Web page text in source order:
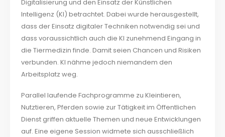
Digitalisierung und den Einsatz der Künstlichen
Intelligenz (KI) betrachtet. Dabei wurde herausgestellt,
dass der Einsatz digitaler Techniken notwendig sei und
dass voraussichtlich auch die KI zunehmend Eingang in
die Tiermedizin finde. Damit seien Chancen und Risiken
verbunden. KI nähme jedoch niemandem den
Arbeitsplatz weg.
Parallel laufende Fachprogramme zu Kleintieren,
Nutztieren, Pferden sowie zur Tätigkeit im Öffentlichen
Dienst griffen aktuelle Themen und neue Entwicklungen
auf. Eine eigene Session widmete sich ausschließlich